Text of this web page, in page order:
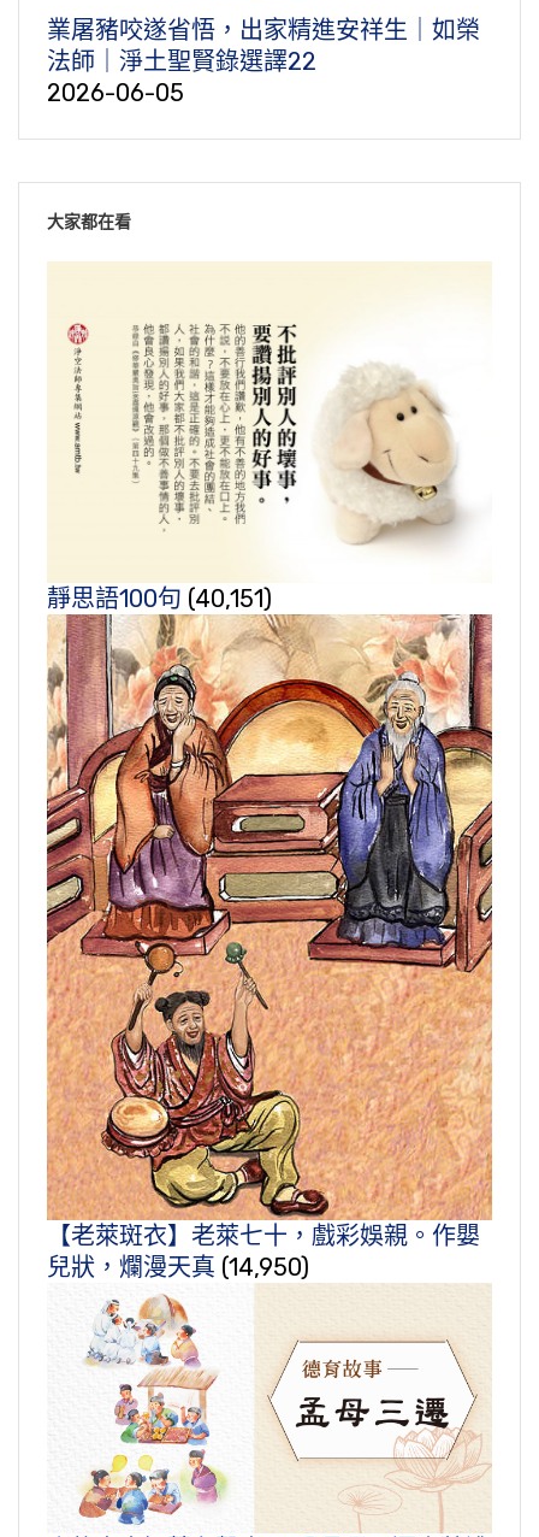
業屠豬咬遂省悟，出家精進安祥生｜如榮
法師｜淨土聖賢錄選譯22
2026-06-05
大家都在看
靜思語100句 (40,151)
【老萊斑衣】老萊七十，戲彩娛親。作嬰
兒狀，爛漫天真 (14,950)